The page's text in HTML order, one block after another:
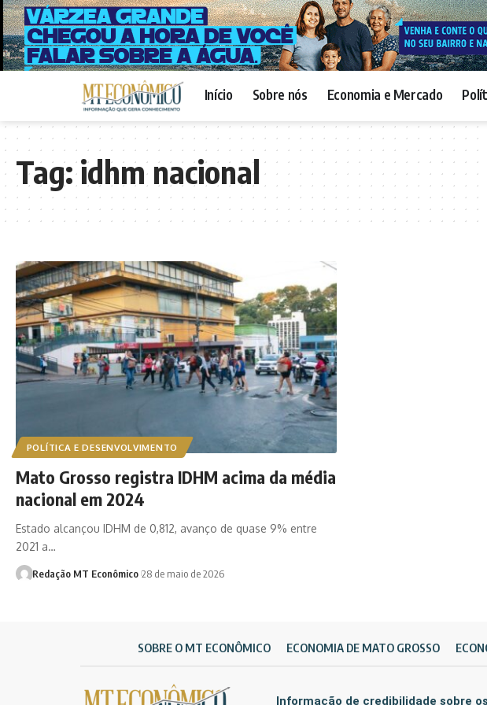
Início Sobre nós Economia e Mercado
Tag:idhm nacional
POLÍTICA E DESENVOLVIMENTO
Mato Grosso registra IDHM acima da média
nacional em 2024
Estado alcançou IDHM de 0,812, avanço de quase 9% entre
2021 a…
Redação MT Econômico 28 de maio de 2026
SOBRE O MT ECONÔMICO ECONOMIA DE MATO GROSSO
Informação de credibilidade sobre